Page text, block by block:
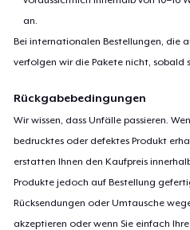
an.
Bei internationalen Bestellungen, die
verfolgen wir die Pakete nicht, sobald
Rückgabebedingungen
Wir wissen, dass Unfälle passieren.
bedrucktes oder defektes Produkt
erstatten Ihnen den Kaufpreis
Produkte jedoch auf Bestellung
Rücksendungen oder Umtausche
akzeptieren oder wenn Sie einfach